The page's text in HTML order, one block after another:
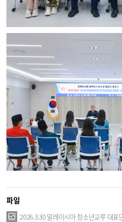
파일
2026.3.30 말레이시아 청소년교루 대표